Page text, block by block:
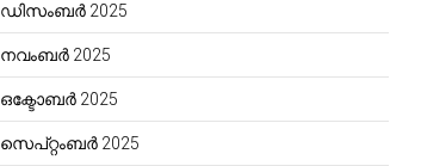
ഡിസംബർ 2025
നവംബർ 2025
ഒക്ടോബർ 2025
സെപ്റ്റംബർ 2025